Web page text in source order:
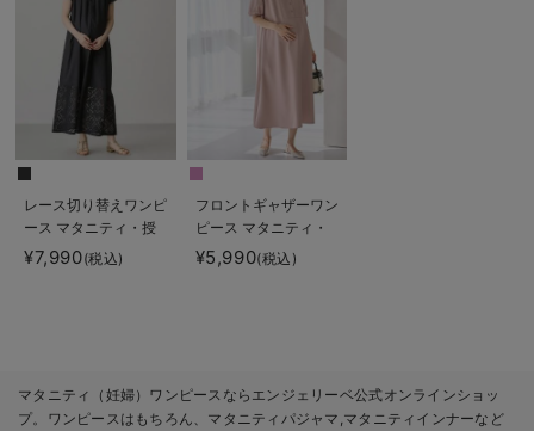
レース切り替えワンピ
ース マタニティ・授
乳服 【出産後も長く
使える】
¥7,990(税込)
フロントギャザーワン
ピース マタニティ・
授乳服 【出産後も長
く使える】
¥5,990(税込)
マタニティ（妊婦）ワンピースならエンジェリーベ公式オンラインショッ
プ。ワンピースはもちろん、マタニティパジャマ,マタニティインナーなど